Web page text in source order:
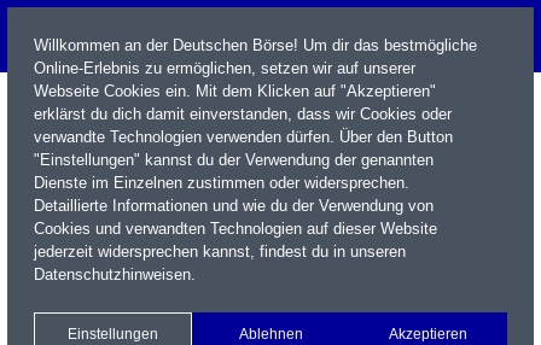
Name / WKN / ISIN / Kürzel
Xetra Realtime
Watchlist Portfolio Login
Willkommen an der Deutschen Börse! Um dir das bestmögliche
Online-Erlebnis zu ermöglichen, setzen wir auf unserer
Webseite Cookies ein. Mit dem Klicken auf "Akzeptieren"
erklärst du dich damit einverstanden, dass wir Cookies oder
verwandte Technologien verwenden dürfen. Über den Button
"Einstellungen" kannst du der Verwendung der genannten
Dienste im Einzelnen zustimmen oder widersprechen.
Detaillierte Informationen und wie du der Verwendung von
Cookies und verwandten Technologien auf dieser Website
jederzeit widersprechen kannst, findest du in unseren
Datenschutzhinweisen.
Einstellungen Ablehnen Akzeptieren